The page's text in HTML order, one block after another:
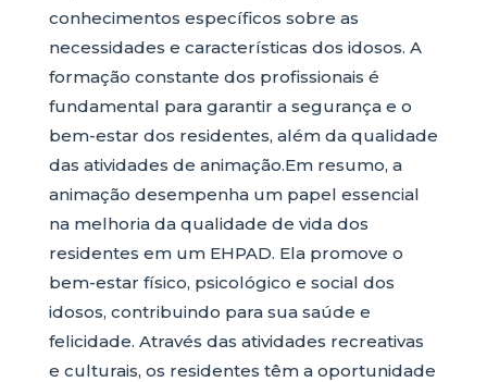
conhecimentos específicos sobre as
necessidades e características dos idosos. A
formação constante dos profissionais é
fundamental para garantir a segurança e o
bem-estar dos residentes, além da qualidade
das atividades de animação.Em resumo, a
animação desempenha um papel essencial
na melhoria da qualidade de vida dos
residentes em um EHPAD. Ela promove o
bem-estar físico, psicológico e social dos
idosos, contribuindo para sua saúde e
felicidade. Através das atividades recreativas
e culturais, os residentes têm a oportunidade